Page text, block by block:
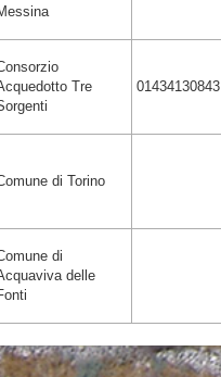
Tre
01434130843
di Torino
di
delle